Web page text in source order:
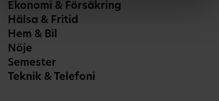
Ekonomi & Försäkring
Hälsa & Fritid
Hem & Bil
Nöje
Semester
Teknik & Telefoni